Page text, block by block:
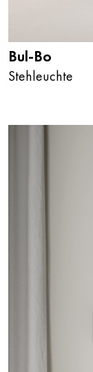
Bul-Bo
Stehleuchte